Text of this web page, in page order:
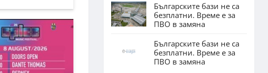
Българските бази не са
безплатни. Време е за
ПВО в замяна
Българските бази не са
безплатни. Време е за
ПВО в замяна